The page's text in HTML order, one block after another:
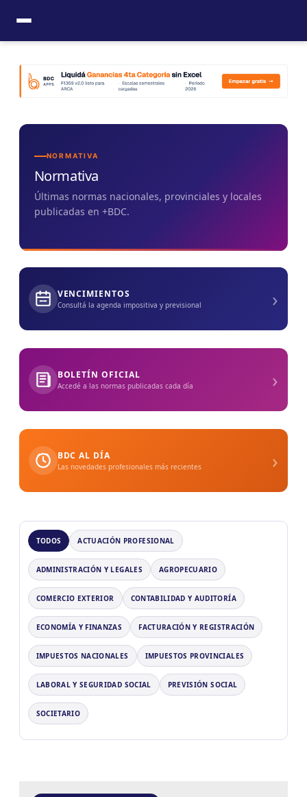
contenido
NORMATIVA
Normativa
Últimas normas nacionales, provinciales y locales
publicadas en +BDC.
VENCIMIENTOS
Consultá la agenda impositiva y previsional ›
BOLETÍN OFICIAL
Accedé a las normas publicadas cada día ›
BDC AL DÍA
Las novedades profesionales más recientes ›
TODOS ACTUACIÓN PROFESIONAL
ADMINISTRACIÓN Y LEGALES AGROPECUARIO
COMERCIO EXTERIOR CONTABILIDAD Y AUDITORÍA
ECONOMÍA Y FINANZAS FACTURACIÓN Y REGISTRACIÓN
IMPUESTOS NACIONALES IMPUESTOS PROVINCIALES
LABORAL Y SEGURIDAD SOCIAL PREVISIÓN SOCIAL
SOCIETARIO